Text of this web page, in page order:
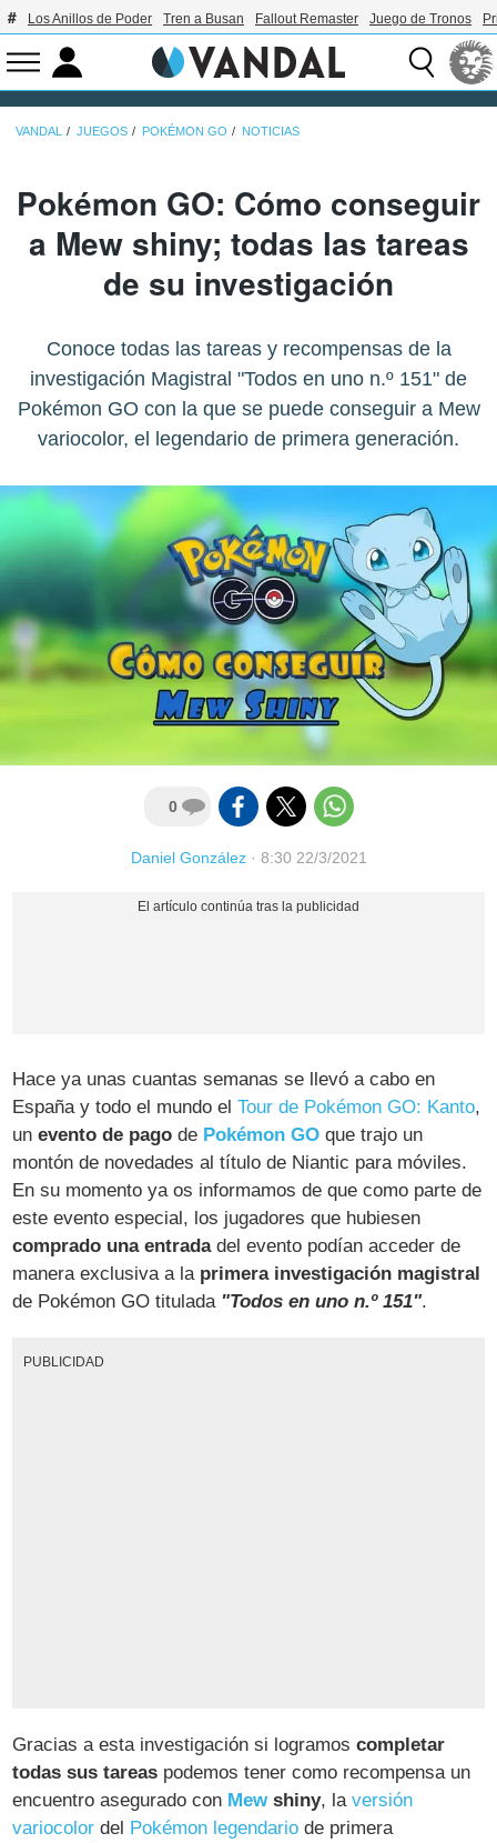
Los Anillos de Poder Tren a Busan Fallout Remaster Juego de Tronos
VANDAL JUEGOS POKÉMON GO NOTICIAS
Pokémon GO: Cómo conseguir
a Mew shiny; todas las tareas
de su investigación
Conoce todas las tareas y recompensas de la
investigación Magistral "Todos en uno n.º 151" de
Pokémon GO con la que se puede conseguir a Mew
variocolor, el legendario de primera generación.
0
Daniel González· 8:30 22/3/2021
Hace ya unas cuantas semanas se llevó a cabo en
España y todo el mundo elTour de Pokémon GO: Kanto,
unevento de pago de Pokémon GO que trajo un
montón de novedades al título de Niantic para móviles.
En su momento ya os informamos de que como parte de
este evento especial, los jugadores que hubiesen
comprado una entradadel evento podían acceder de
manera exclusiva a la primera investigación magistral
de Pokémon GO titulada "Todos en uno n.º 151".
PUBLICIDAD
Gracias a esta investigación si logramoscompletar
todas sus tareas podemos tener como recompensa un
encuentro asegurado con Mewshiny, laversión
variocolor del Pokémon legendario de primera